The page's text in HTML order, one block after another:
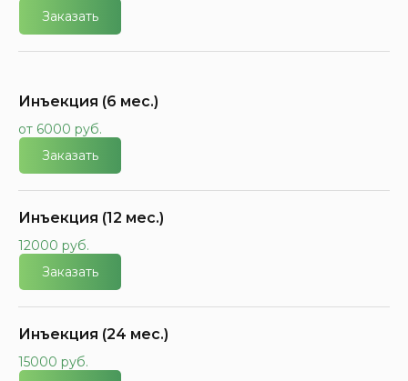
Заказать
Инъекция (6 мес.)
от 6000 руб.
Заказать
Инъекция (12 мес.)
12000 руб.
Заказать
Инъекция (24 мес.)
15000 руб.